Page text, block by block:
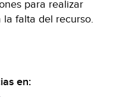
para realizar
falta del recurso.
en: